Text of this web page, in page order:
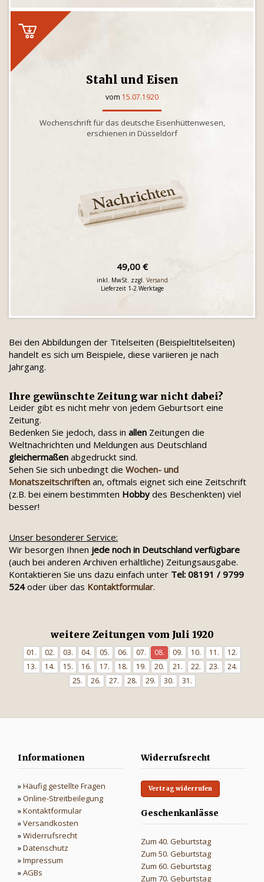
Stahl und Eisen
vom 15.07.1920
Wochenschrift für das deutsche Eisenhüttenwesen,
erschienen in Düsseldorf
49,00 €
inkl. MwSt. zzgl. Versand
Lieferzeit 1-2 Werktage
Bei den Abbildungen der Titelseiten (Beispieltitelseiten)
handelt es sich um Beispiele, diese variieren je nach
Jahrgang.
Ihre gewünschte Zeitung war nicht dabei?
Leider gibt es nicht mehr von jedem Geburtsort eine
Zeitung.
Bedenken Sie jedoch, dass in allen Zeitungen die
Weltnachrichten und Meldungen aus Deutschland
gleichermaßen abgedruckt sind.
Sehen Sie sich unbedingt die Wochen- und
Monatszeitschriften an, oftmals eignet sich eine Zeitschrift
(z.B. bei einem bestimmten Hobbydes Beschenkten) viel
besser!
Unser besonderer Service:
Wir besorgen Ihnen jede noch in Deutschland verfügbare
(auch bei anderen Archiven erhältliche) Zeitungsausgabe.
Kontaktieren Sie uns dazu einfach unter Tel: 08191 / 9799
524oder über das Kontaktformular.
weitere Zeitungen vom Juli 1920
01. 02. 03. 04. 05. 06. 07. 08. 09. 10. 11.
12.
13.
14. 15. 16. 17. 18. 19. 20. 21. 22. 23.
24.
25.
26. 27. 28. 29. 30. 31.
Informationen
»Häufig gestellte Fragen
»Online-Streitbeilegung
»Kontaktformular
»Versandkosten
»Widerrufsrecht
»Datenschutz
»Impressum
»AGBs
Widerrufsrecht
Vertrag widerrufen
Geschenkanlässe
Zum 40. Geburtstag
Zum 50. Geburtstag
Zum 60. Geburtstag
Zum 70. Geburtstag